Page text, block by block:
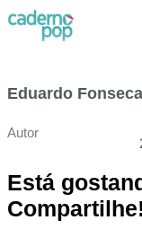
Eduardo Fonseca
Autor
Está
Compartilhe!